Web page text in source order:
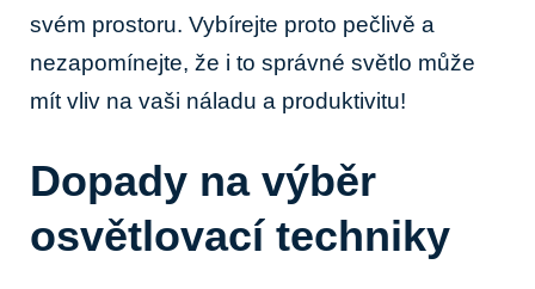
svém prostoru. Vybírejte proto pečlivě a
nezapomínejte, že i to správné světlo může
mít vliv na vaši náladu a produktivitu!
Dopady na výběr
osvětlovací techniky